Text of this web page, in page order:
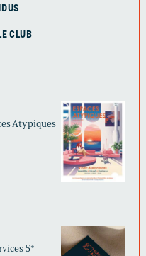
CLUB
Atypiques
5*